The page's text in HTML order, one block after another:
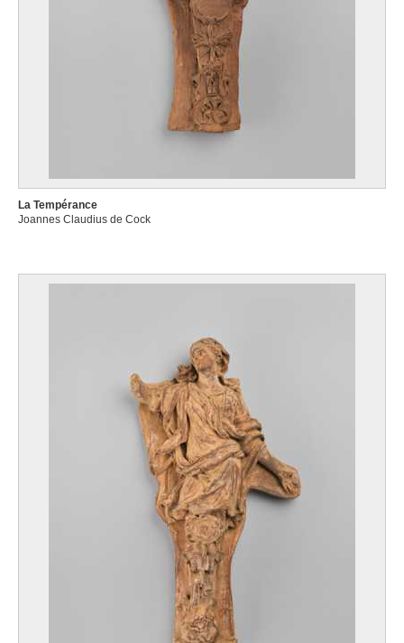
La Tempérance
Joannes Claudius de Cock